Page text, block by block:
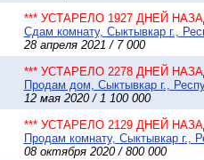
*** УСТАРЕЛО 1927 ДНЕЙ
Сдам комнату, Сыктывкар г.,
28 апреля 2021 / 7 000
*** УСТАРЕЛО 2278 ДНЕЙ
Продам дом, Сыктывкар г.,
12 мая 2020 / 1 100 000
*** УСТАРЕЛО 2129 ДНЕЙ
Продам комнату, Сыктывкар г.,
08 октября 2020 / 800 000